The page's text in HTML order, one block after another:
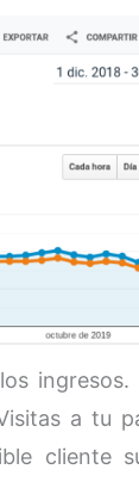
a tu
cliente